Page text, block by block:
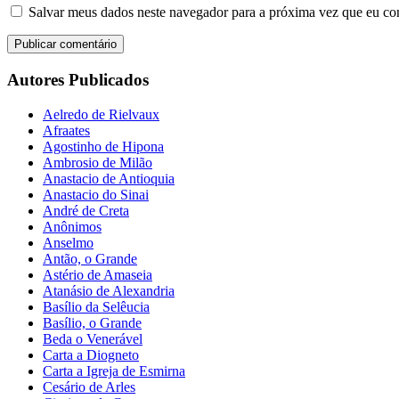
Salvar meus dados neste navegador para a próxima vez que eu
Autores Publicados
Aelredo de Rielvaux
Afraates
Agostinho de Hipona
Ambrosio de Milão
Anastacio de Antioquia
Anastacio do Sinai
André de Creta
Anônimos
Anselmo
Antão, o Grande
Astério de Amaseia
Atanásio de Alexandria
Basílio da Selêucia
Basílio, o Grande
Beda o Venerável
Carta a Diogneto
Carta a Igreja de Esmirna
Cesário de Arles